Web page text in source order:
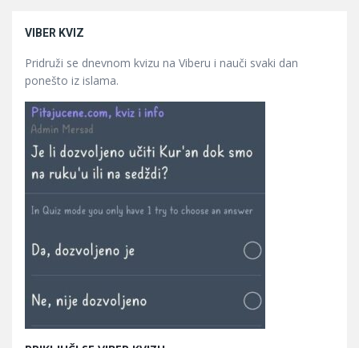
VIBER KVIZ
Pridruži se dnevnom kvizu na Viberu i nauči svaki dan
ponešto iz islama.